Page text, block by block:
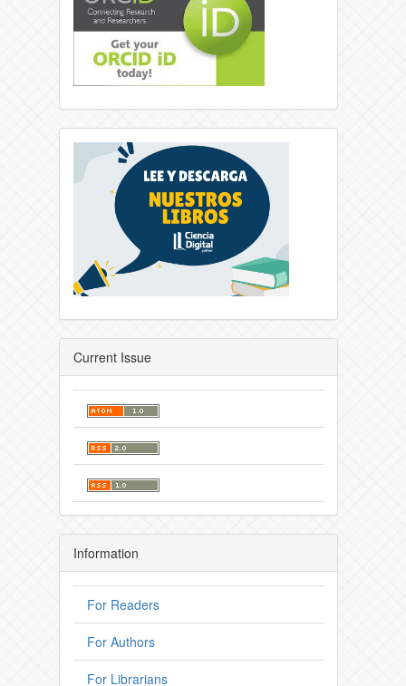
Current Issue
Information
For Readers
For Authors
For Librarians